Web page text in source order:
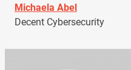
Michaela Abel
Decent Cybersecurity